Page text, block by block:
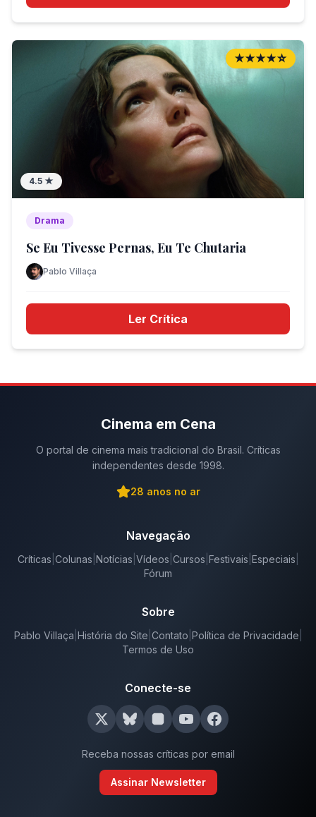
★★★★☆
4.5 ★
Drama
Se Eu Tivesse Pernas, Eu Te Chutaria
Pablo Villaça
Ler Crítica
Cinema em Cena
O portal de cinema mais tradicional do Brasil. Críticas
independentes desde 1998.
28 anos no ar
Navegação
Críticas Colunas Notícias Vídeos Cursos Festivais Especiais
Fórum
Sobre
Pablo Villaça História do Site Contato Política de Privacidade
Termos de Uso
Conecte-se
Receba nossas críticas por email
Assinar Newsletter